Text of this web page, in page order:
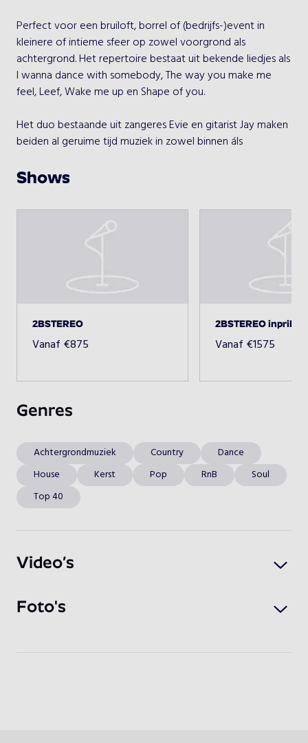
10 13
19 21
24 25 26 27 28 29 30
Kies een optreden
Beschikbaarheid opvragen
Perfect voor een bruiloft, borrel of (bedrijfs-)event in
kleinere of intieme sfeer op zowel voorgrond als
achtergrond. Het repertoire bestaat uit bekende liedjes als
I wanna dance with somebody, The way you make me
feel, Leef, Wake me up en Shape of you.
Het duo bestaande uit zangeres Evie en gitarist Jay maken
beiden al geruime tijd muziek in zowel binnen áls
in Rotterdam en speelt daarnaast wekelijks door heel het
band bij The Voice winnares Sophia Kruithof en is daarnaast
als songwriter getekend bij BMG Music Publishing.
2BSTEREO is óók te boeken voor elke kerstborrel &
kerstdiner! Meer weten? Vraag gerust naar de
mogelijkheden!
Shows
2BSTEREO
Vanaf €875
2BSTEREO inprik
Vanaf €1575
Genres
Achtergrondmuziek Country
Dance
House
Kerst Pop RnB
Soul
Top 40
Video’s
Foto's